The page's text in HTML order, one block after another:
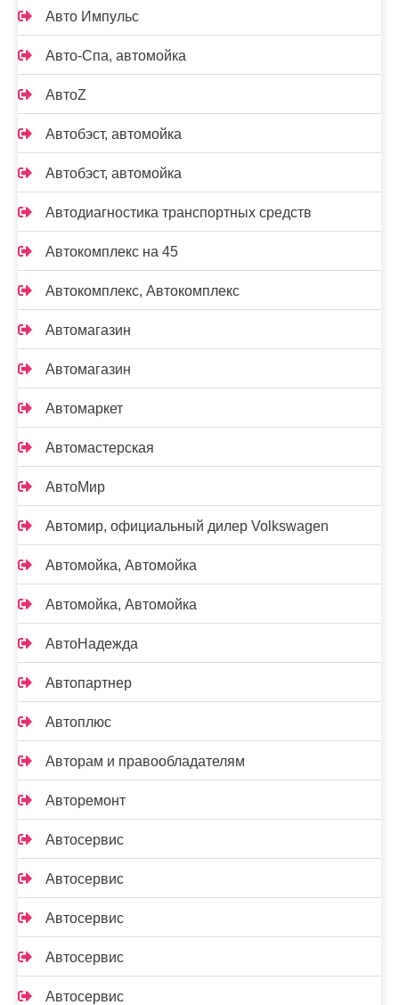
Авто Импульс
Авто-Спа, автомойка
АвтоZ
Автобэст, автомойка
Автобэст, автомойка
Автодиагностика транспортных средств
Автокомплекс на 45
Автокомплекс, Автокомплекс
Автомагазин
Автомагазин
Автомаркет
Автомастерская
АвтоМир
Автомир, официальный дилер Volkswagen
Автомойка, Автомойка
Автомойка, Автомойка
АвтоНадежда
Автопартнер
Автоплюс
Авторам и правообладателям
Авторемонт
Автосервис
Автосервис
Автосервис
Автосервис
Автосервис